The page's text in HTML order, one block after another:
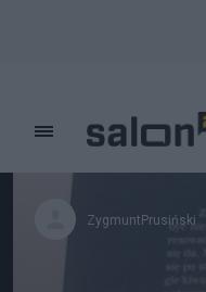
ZygmuntPrusiński